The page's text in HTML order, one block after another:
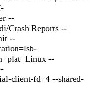
--
Crash Reports --
--
--
client-fd=4 --shared-